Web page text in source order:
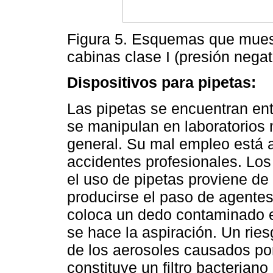
Figura 5. Esquemas que
cabinas clase I (presión
Dispositivos para pipetas:
Las pipetas se encuentran
se manipulan en
general. Su mal empleo está
accidentes profesionales.
el uso de pipetas proviene
producirse el paso de
coloca un dedo contaminado
se hace la aspiración. Un
de los aerosoles causados
constituye un filtro